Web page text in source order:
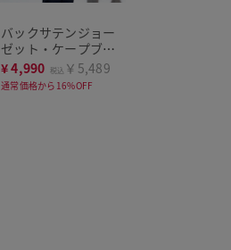
バックサテンジョー
ゼット・ケープブラ
ウス
¥4,990 税込 ￥5,489
通常価格から16%OFF